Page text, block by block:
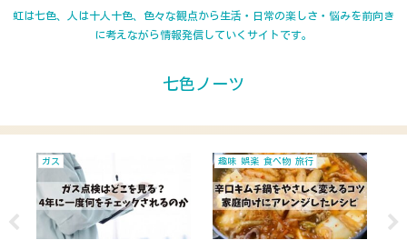
虹は七色、人は十人十色、色々な観点から生活・日常の楽しさ・悩みを前向き
に考えながら情報発信していくサイトです。
七色ノーツ
ガス 趣味 娯楽 食べ物 旅行